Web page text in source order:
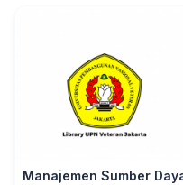
Manajemen Sumber